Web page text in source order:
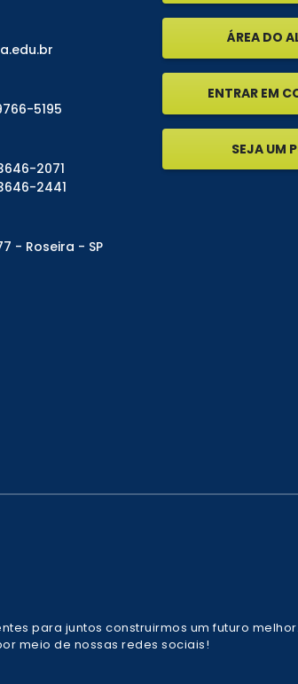
5195
2071
2441
- Roseira - SP
ÁREA DO
ENTRAR EM
SEJA UM
para juntos construirmos um futuro
meio de nossas redes sociais!